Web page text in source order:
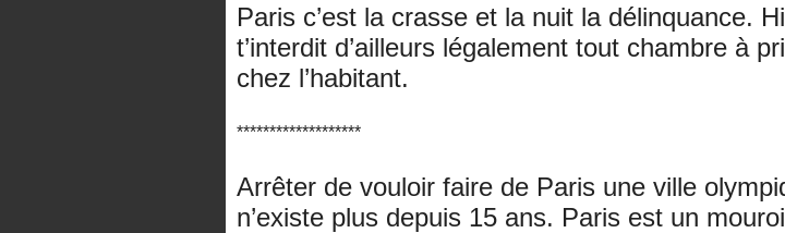
Paris c’est la crasse et la nuit la délinquance.
t’interdit d’ailleurs légalement tout chambre à
chez l’habitant.
*******************
Arrêter de vouloir faire de Paris une ville
n’existe plus depuis 15 ans. Paris est un